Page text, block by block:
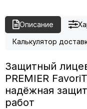
Описание
Калькулятор
Защитный
PREMIER
надёжная
работ